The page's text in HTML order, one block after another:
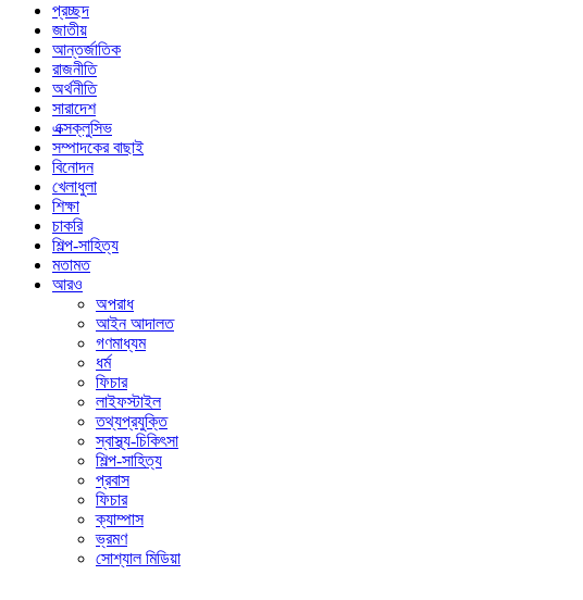
প্রচ্ছদ
জাতীয়
আন্তর্জাতিক
রাজনীতি
অর্থনীতি
সারাদেশ
এক্সক্লুসিভ
সম্পাদকের বাছাই
বিনোদন
খেলাধুলা
শিক্ষা
চাকরি
শিল্প-সাহিত্য
মতামত
আরও
অপরাধ
আইন আদালত
গণমাধ্যম
ধর্ম
ফিচার
লাইফস্টাইল
তথ্যপ্রযুক্তি
স্বাস্থ্য-চিকিৎসা
শিল্প-সাহিত্য
প্রবাস
ফিচার
ক্যাম্পাস
ভ্রমণ
সোশ্যাল মিডিয়া